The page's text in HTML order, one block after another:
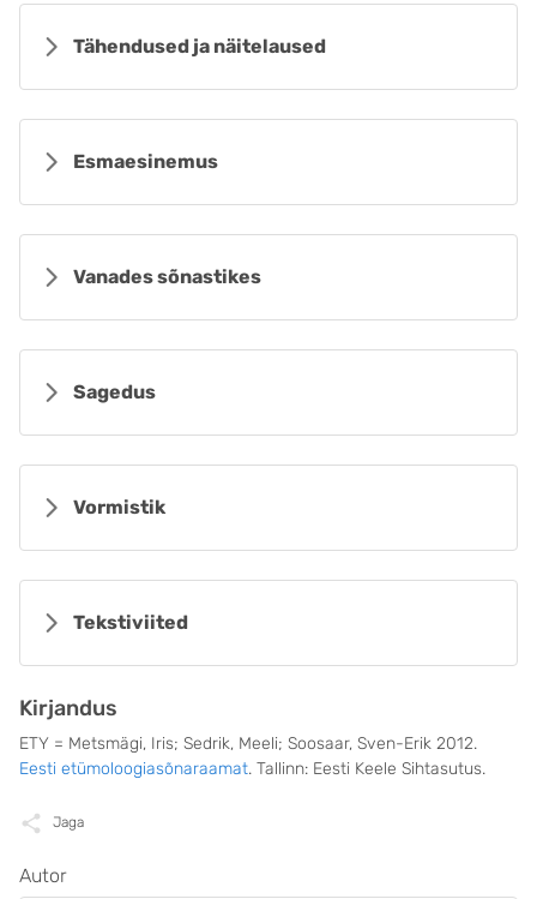
Tähendused ja näitelaused
Esmaesinemus
Vanades sõnastikes
Sagedus
Vormistik
Tekstiviited
Kirjandus
ETY = Metsmägi, Iris; Sedrik, Meeli; Soosaar, Sven-Erik 2012.
Eesti etümoloogiasõnaraamat. Tallinn: Eesti Keele Sihtasutus.
Jaga
Autor